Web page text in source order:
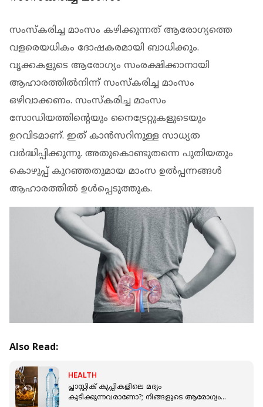
സംസ്‌കരിച്ച മാംസം കഴിക്കുന്നത് ആരോഗ്യത്തെ
വളരെയധികം ദോഷകരമായി ബാധിക്കും.
വൃക്കകളുടെ ആരോഗ്യം സംരക്ഷിക്കാനായി
ആഹാരത്തില്‍നിന്ന് സംസ്‌കരിച്ച മാംസം
ഒഴിവാക്കണം. സംസ്‌കരിച്ച മാംസം
സോഡിയത്തിന്റെയും നൈട്രേറ്റുകളുടെയും
ഉറവിടമാണ്. ഇത് കാന്‍സറിനുള്ള സാധ്യത
വര്‍ദ്ധിപ്പിക്കുന്നു. അതുകൊണ്ടുതന്നെ പുതിയതും
കൊഴുപ്പ് കുറഞ്ഞതുമായ മാംസ ഉല്‍പ്പന്നങ്ങള്‍
ആഹാരത്തില്‍ ഉള്‍പ്പെടുത്തുക.
Also Read:
HEALTH
പ്ലാസ്റ്റിക് കുപ്പികളിലെ മദ്യം
കുടിക്കുന്നവരാണോ?; നിങ്ങളുടെ ആരോഗ്യം